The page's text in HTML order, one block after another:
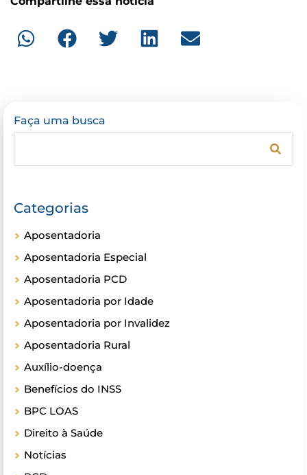
Faça uma busca
Categorias
Aposentadoria
Aposentadoria Especial
Aposentadoria PCD
Aposentadoria por Idade
Aposentadoria por Invalidez
Aposentadoria Rural
Auxílio-doença
Benefícios do INSS
BPC LOAS
Direito à Saúde
Notícias